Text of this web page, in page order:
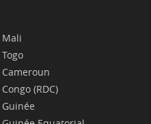
Mali
Togo
Cameroun
Congo (RDC)
Guinée